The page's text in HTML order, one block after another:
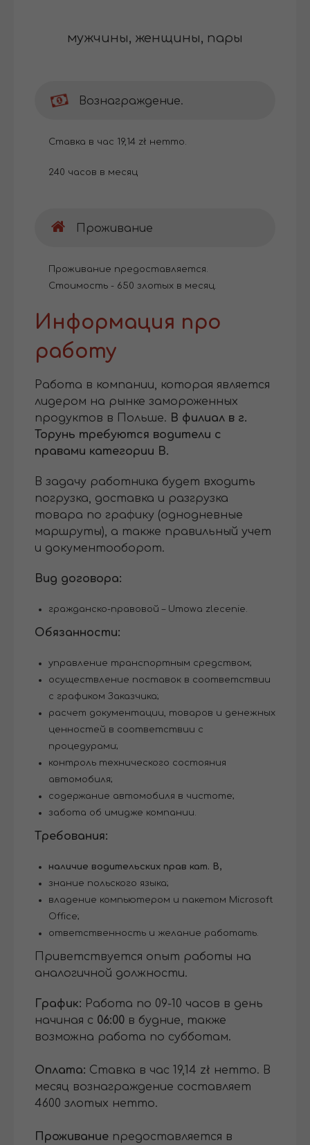
мужчины, женщины, пары
Вознаграждение.
Ставка в час 19,14 zł нетто.
240 часов в месяц
Проживание
Проживание предоставляется.
Стоимость - 650 злотых в месяц.
Информация про
работу
Работа в компании, которая является
лидером на рынке замороженных
продуктов в Польше. В филиал в г.
Торунь требуются водители с
правами категории B.
В задачу работника будет входить
погрузка, доставка и разгрузка
товара по графику (однодневные
маршруты), а также правильный учет
и документооборот.
Вид договора:
гражданско-правовой – Umowa zlecenie.
Обязанности:
управление транспортным средством;
осуществление поставок в соответствии
с графиком Заказчика;
расчет документации, товаров и денежных
ценностей в соответствии с
процедурами;
контроль технического состояния
автомобиля;
содержание автомобиля в чистоте;
забота об имидже компании.
Требования:
наличие водительских прав кат. В,
знание польского языка;
владение компьютером и пакетом Microsoft
Office;
ответственность и желание работать.
Приветствуется опыт работы на
аналогичной должности.
График: Работа по 09-10 часов в день
начиная с 06:00 в будние, также
возможна работа по субботам.
Оплата: Ставка в час 19,14 zł нетто. В
месяц вознаграждение составляет
4600 злотых нетто.
Проживание предоставляется в